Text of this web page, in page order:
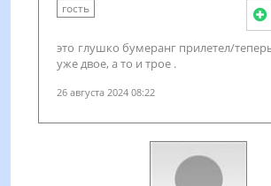
гость
это глушко бумеранг прилетел/
уже двое, а то и трое .
26 августа 2024 08:22